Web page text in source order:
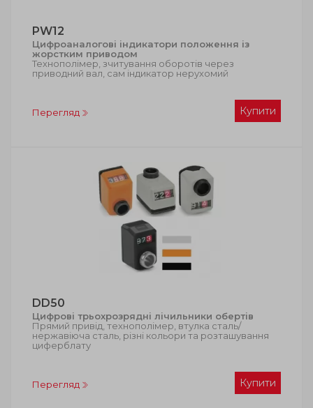
PW12
Цифроаналогові індикатори положення із
жорстким приводом
Технополімер, зчитування оборотів через
приводний вал, сам індикатор нерухомий
Перегляд Купити
DD50
Цифрові трьохрозрядні лічильники обертів
Прямий привід, технополімер, втулка сталь/
нержавіюча сталь, різні кольори та розташування
циферблату
Перегляд Купити